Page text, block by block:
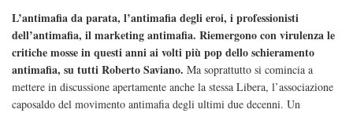
L’antimafia da parata, l’antimafia degli eroi, i professionisti
dell’antimafia, il marketing antimafia. Riemergono con virulenza le
critiche mosse in questi anni ai volti più pop dello schieramento
antimafia, su tutti Roberto Saviano. Ma soprattutto si comincia a
mettere in discussione apertamente anche la stessa Libera, l’associazione
caposaldo del movimento antimafia degli ultimi due decenni. Un